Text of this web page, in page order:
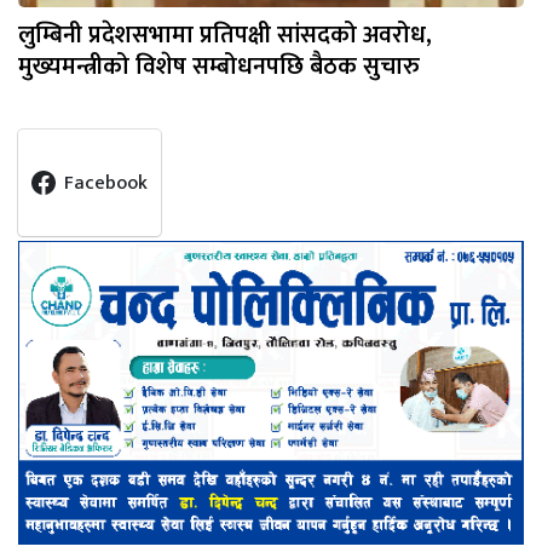
लुम्बिनी प्रदेशसभामा प्रतिपक्षी सांसदको अवरोध,
मुख्यमन्त्रीको विशेष सम्बोधनपछि बैठक सुचारु
Facebook